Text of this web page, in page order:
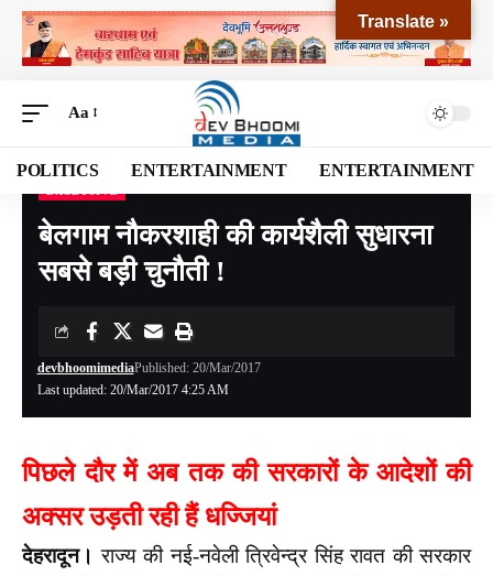
Aa
POLITICS ENTERTAINMENT ENTERTAINMENT
Devbhoomi Media>Blog>EXCLUSIVE >बेलगाम नौकरशाही की कार्यशैली सुधारना सबसे बड़ी चुनौती !
बेलगाम नौकरशाही की कार्यशैली सुधारना
सबसे बड़ी चुनौती !
Last updated: 20/Mar/2017 4:25 AM
devbhoomimediaPublished: 20/Mar/2017
पिछले दौर में अब तक की सरकारों के आदेशों की
अक्सर उड़ती रही हैं धज्जियां
देहरादून। राज्य की नई-नवेली त्रिवेन्द्र सिंह रावत की सरकार
Translate »